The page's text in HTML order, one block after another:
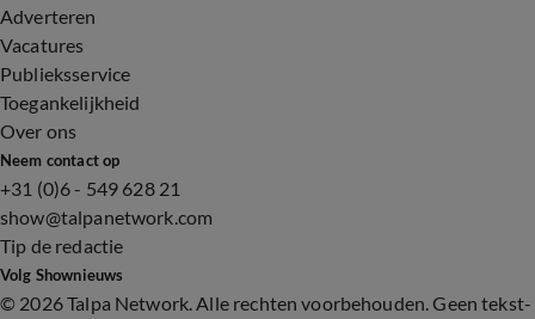
Adverteren
Vacatures
Publieksservice
Toegankelijkheid
Over ons
Neem contact op
+31 (0)6 - 549 628 21
show@talpanetwork.com
Tip de redactie
Volg Shownieuws
© 2026 Talpa Network. Alle rechten voorbehouden. Geen tekst-